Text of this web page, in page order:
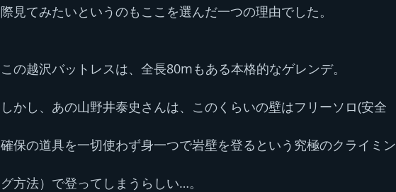
際見てみたいというのもここを選んだ一つの理由でした。
この越沢バットレスは、全長80mもある本格的なゲレンデ。
しかし、あの山野井泰史さんは、このくらいの壁はフリーソロ(安全
確保の道具を一切使わず身一つで岩壁を登るという究極のクライミン
グ方法）で登ってしまうらしい…。